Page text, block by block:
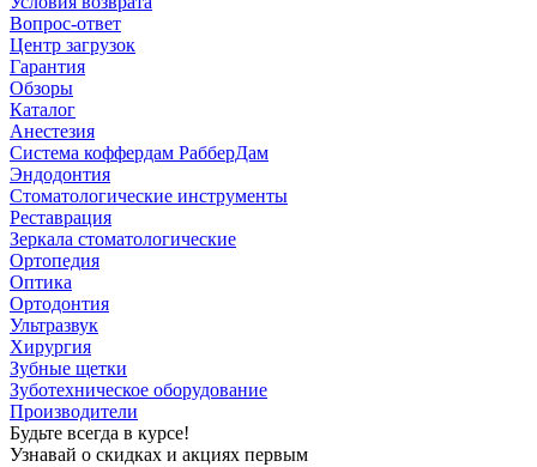
Вопрос-ответ
Центр загрузок
Гарантия
Обзоры
Каталог
Анестезия
Система коффердам РабберДам
Эндодонтия
Стоматологические инструменты
Реставрация
Зеркала стоматологические
Ортопедия
Оптика
Ортодонтия
Ультразвук
Хирургия
Зубные щетки
Зуботехническое оборудование
Производители
Будьте всегда в курсе!
Узнавай о скидках и акциях первым